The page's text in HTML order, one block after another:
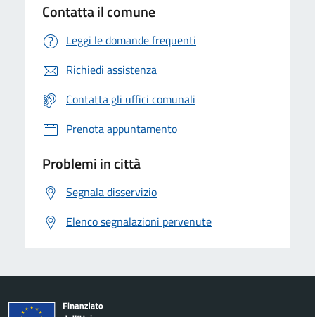
Contatta il comune
Leggi le domande frequenti
Richiedi assistenza
Contatta gli uffici comunali
Prenota appuntamento
Problemi in città
Segnala disservizio
Elenco segnalazioni pervenute